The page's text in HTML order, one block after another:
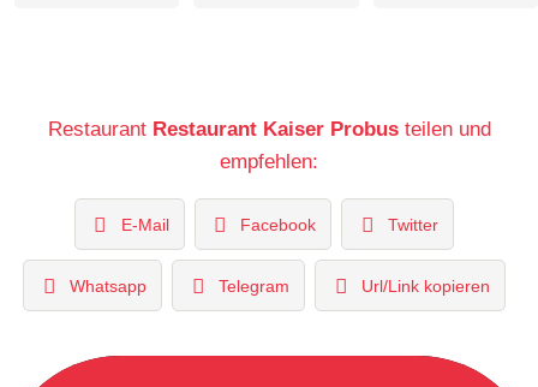
Restaurant Restaurant Kaiser Probusteilen und
empfehlen:
E-Mail Facebook Twitter
Whatsapp Telegram Url/Link kopieren